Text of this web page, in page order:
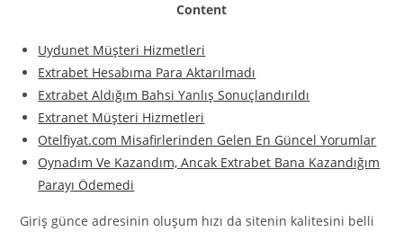
Content
Uydunet Müşteri Hizmetleri
Extrabet Hesabıma Para Aktarılmadı
Extrabet Aldığım Bahsi Yanlış Sonuçlandırıldı
Extranet Müşteri Hizmetleri
Otelfiyat.com Misafirlerinden Gelen En Güncel Yorumlar
Oynadım Ve Kazandım, Ancak Extrabet Bana Kazandığım
Parayı Ödemedi
Giriş günce adresinin oluşum hızı da sitenin kalitesini belli